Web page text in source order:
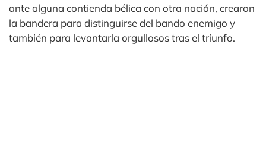
ante alguna contienda bélica con otra nación, crearon
la bandera para distinguirse del bando enemigo y
también para levantarla orgullosos tras el triunfo.